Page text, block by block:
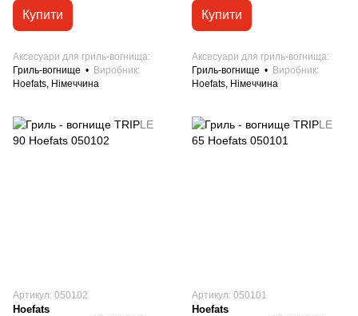
Купити
Аксесуари для гриль-вогнища
Гриль-вогнище
Виробник
Hoefats, Німеччина
Купити
Аксесуари для гриль-вогнища
Гриль-вогнище
Виробник
Hoefats, Німеччина
Артикул: 050102
Hoefats
Артикул: 050101
Hoefats